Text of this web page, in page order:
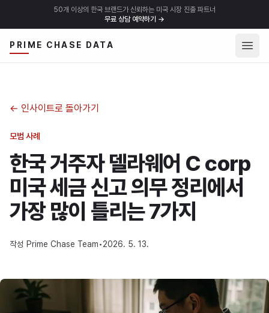
50개 이상의 한국 브랜드가 신뢰하는 미국 시장 진출 파트너
무료 상담 예약하기 →
PRIME CHASE DATA 메뉴
← 인사이트로 돌아가기
모범 사례
한국 거주자 델라웨어 C corp
미국 세금 신고 의무 정리에서
가장 많이 틀리는 7가지
작성 Prime Chase Team•2026. 5. 13.